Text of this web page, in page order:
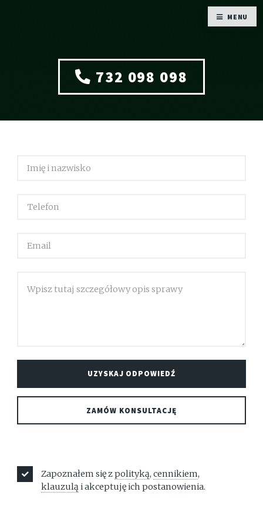
732 098 098
Zapoznałem się zpolityką,cennikiem,
klauzuląi akceptuję ich postanowienia.
MENU